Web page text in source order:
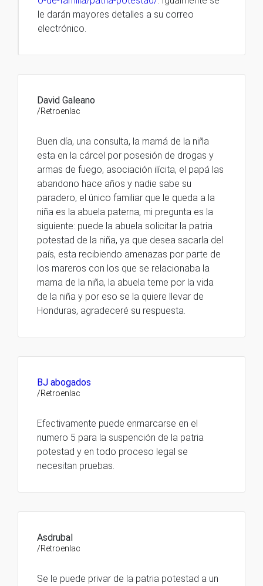
le darán mayores detalles a su correo
electrónico.
David Galeano
/Retroenlac
Buen día, una consulta, la mamá de la niña
esta en la cárcel por posesión de drogas y
armas de fuego, asociación ilícita, el papá las
abandono hace años y nadie sabe su
paradero, el único familiar que le queda a la
niña es la abuela paterna, mi pregunta es la
siguiente: puede la abuela solicitar la patria
potestad de la niña, ya que desea sacarla del
país, esta recibiendo amenazas por parte de
los mareros con los que se relacionaba la
mama de la niña, la abuela teme por la vida
de la niña y por eso se la quiere llevar de
Honduras, agradeceré su respuesta.
BJ abogados
/Retroenlac
Efectivamente puede enmarcarse en el
numero 5 para la suspención de la patria
potestad y en todo proceso legal se
necesitan pruebas.
Asdrubal
/Retroenlac
Se le puede privar de la patria potestad a un